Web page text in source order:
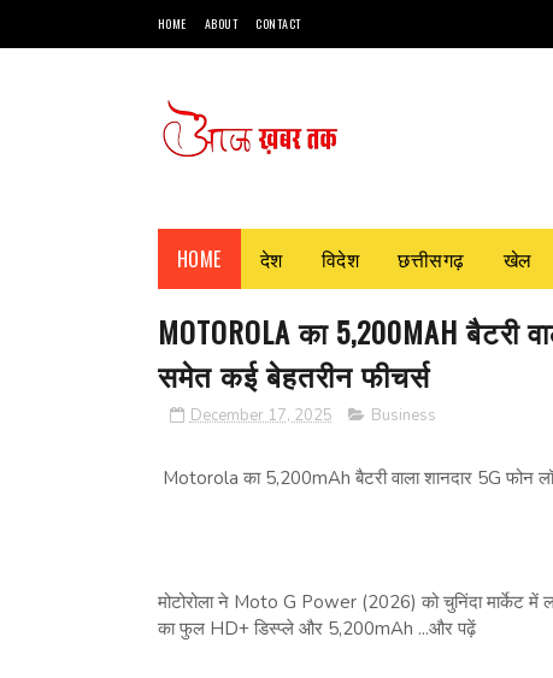
HOME ABOUT CONTACT
HOME देश विदेश छत्तीसगढ़ खेल
MOTOROLA का 5,200MAH बैटरी
समेत कई बेहतरीन फीचर्स
December 17, 2025 Business
Motorola का 5,200mAh बैटरी वाला शानदार 5G फोन
मोटोरोला ने Moto G Power (2026) को चुनिंदा मार्केट
का फुल HD+ डिस्प्ले और 5,200mAh ...और पढ़ें